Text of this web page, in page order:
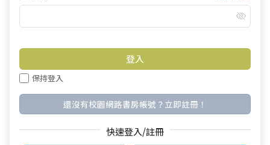
保持登入
還沒有校園網路書房帳號？立即註冊！
快速登入/註冊